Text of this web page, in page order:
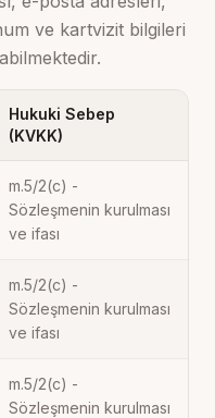
ve kartvizit bilgileri
Hukuki Sebep
(KVKK)
m.5/2(c) -
Sözleşmenin kurulması
ve ifası
m.5/2(c) -
Sözleşmenin kurulması
ve ifası
m.5/2(c) -
Sözleşmenin kurulması